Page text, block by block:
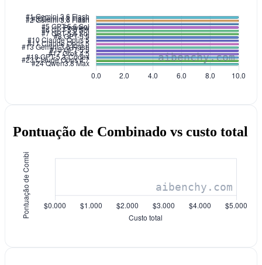
Pontuação de Combinado vs custo total